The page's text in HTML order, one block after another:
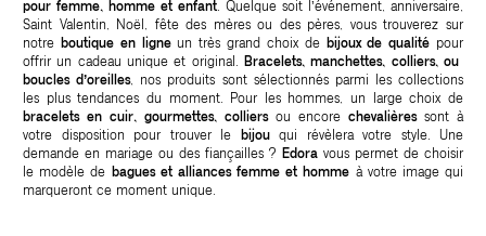
pour femme, homme et enfant. Quelque soit l’événement, anniversaire,
Saint Valentin, Noël, fête des mères ou des pères, vous trouverez sur
notre boutique en ligneun très grand choix de bijoux de qualité pour
offrir un cadeau unique et original. Bracelets, manchettes, colliers, ou
boucles d’oreilles, nos produits sont sélectionnés parmi les collections
les plus tendances du moment. Pour les hommes, un large choix de
bracelets en cuir, gourmettes, colliersou encore chevalièressont à
votre disposition pour trouver le
bijouqui révèlera votre style. Une
demande en mariage ou des fiançailles ? Edora vous permet de choisir
le modèle de bagues et alliances femme et homme à votre image qui
marqueront ce moment unique.